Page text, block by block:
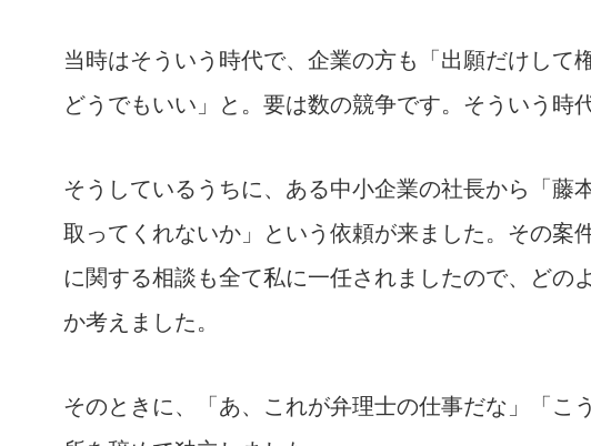
当時はそういう時代で、企業の方も「出願だけして
どうでもいい」と。要は数の競争です。そういう時
そうしているうちに、ある中小企業の社長から「藤
取ってくれないか」という依頼が来ました。その案
に関する相談も全て私に一任されましたので、どの
か考えました。
そのときに、「あ、これが弁理士の仕事だな」「こ